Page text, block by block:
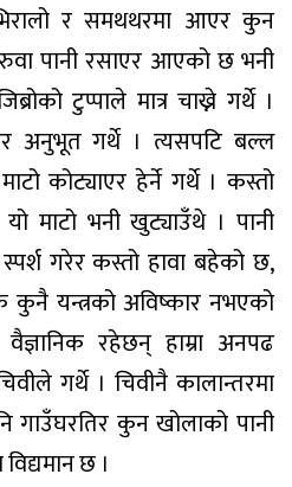
र समथथरमा आएर कुन
पानी रसाएर आएको छ भनी
टुप्पाले मात्र चाख्ने गर्थे ।
अनुभूत गर्थे । त्यसपटि बल्ल
कोट्याएर हेर्ने गर्थे । कस्तो
माटो भनी खुट्याउँथे । पानी
स्पर्श गरेर कस्तो हावा बहेको छ,
कुनै यन्त्रको अविष्कार नभएको
रहेछन् हाम्रा अनपढ
गर्थे । चिवीनै कालान्तरमा
कुन खोलाको पानी
छ ।